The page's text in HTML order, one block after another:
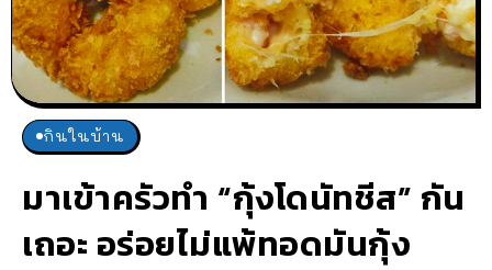
กินในบ้าน
มาเข้าครัวทำ “กุ้งโดนัทชีส” กัน
เถอะ อร่อยไม่แพ้ทอดมันกุ้ง